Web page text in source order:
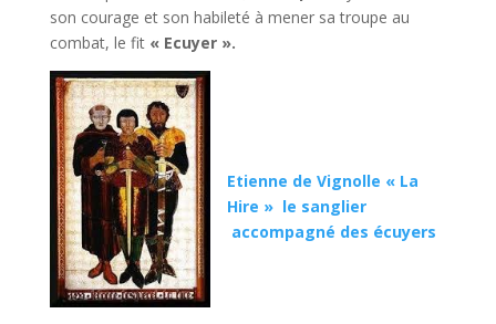
son courage et son habileté à mener sa troupe au
combat, le fit « Ecuyer ».
Etienne de Vignolle « La
Hire » le sanglier
accompagné des écuyers